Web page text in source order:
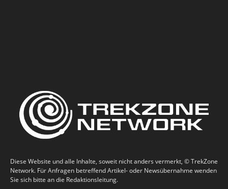
Diese Website und alle Inhalte, soweit nicht anders vermerkt, © TrekZone
Network. Für Anfragen betreffend Artikel- oder Newsübernahme wenden
Sie sich bitte an die Redaktionsleitung.